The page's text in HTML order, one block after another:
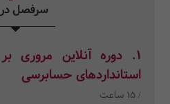
سرفصل
1. دوره آنلاین
استانداردهای حسابرسی
/ 15 ساعت